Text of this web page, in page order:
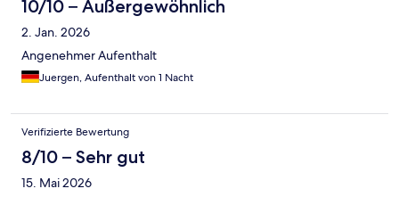
10/10 – Außergewöhnlich
2. Jan. 2026
Angenehmer Aufenthalt
Juergen, Aufenthalt von 1 Nacht
Verifizierte Bewertung
8/10 – Sehr gut
15. Mai 2026